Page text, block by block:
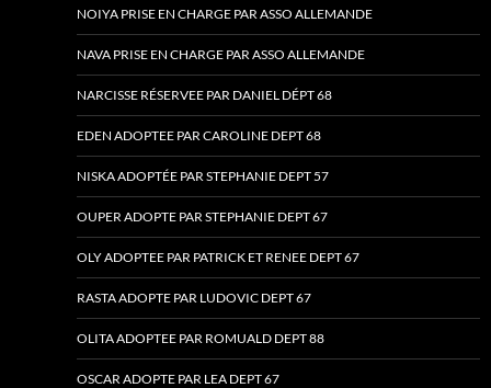
NOIYA PRISE EN CHARGE PAR ASSO ALLEMANDE
NAVA PRISE EN CHARGE PAR ASSO ALLEMANDE
NARCISSE RÉSERVEE PAR DANIEL DÉPT 68
EDEN ADOPTEE PAR CAROLINE DEPT 68
NISKA ADOPTÉE PAR STEPHANIE DEPT 57
OUPER ADOPTE PAR STEPHANIE DEPT 67
OLY ADOPTEE PAR PATRICK ET RENEE DEPT 67
RASTA ADOPTE PAR LUDOVIC DEPT 67
OLITA ADOPTEE PAR ROMUALD DEPT 88
OSCAR ADOPTE PAR LEA DEPT 67